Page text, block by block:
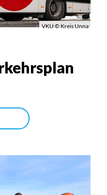
VKU © Kreis Unna